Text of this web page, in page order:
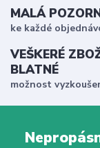
MALÁ
ke každé
VEŠKERÉ
BLATNÉ
možnost